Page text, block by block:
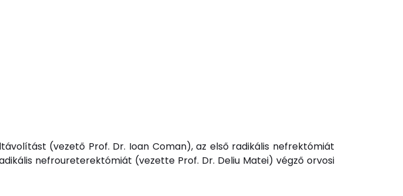
(vezető Prof. Dr. Ioan Coman), az első radikális nefrektómiát
nefroureterektómiát (vezette Prof. Dr. Deliu Matei) végző orvosi